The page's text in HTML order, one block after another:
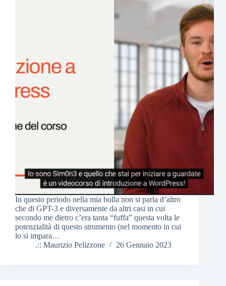
In questo periodo nella mia bolla non si parla d’altro
che di GPT-3 e diversamente da altri casi in cui
secondo me dietro c’era tanta “fuffa” questa volta le
potenzialità di questo strumento (nel momento in cui
lo si impara…
.:: Maurizio Pelizzone
26 Gennaio 2023